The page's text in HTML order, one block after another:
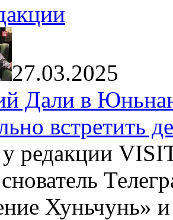
27.03.2025
Дали в
встретить
у редакции
Хуньчунь»